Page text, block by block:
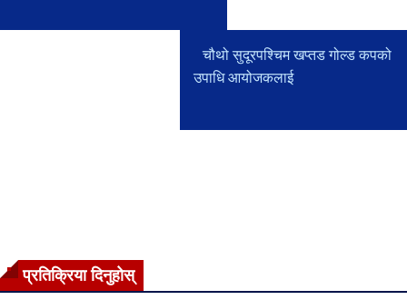
चौथो सुदूरपश्चिम खप्तड गोल्ड कपको
उपाधि आयोजकलाई
प्रतिक्रिया दिनुहोस्